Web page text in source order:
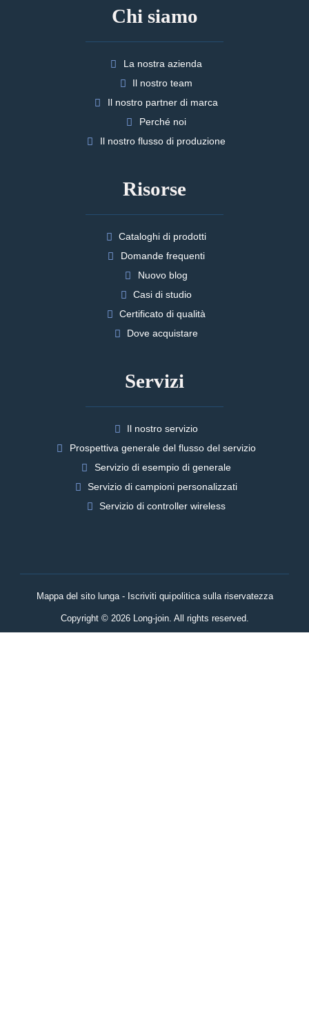
Chi siamo
La nostra azienda
Il nostro team
Il nostro partner di marca
Perché noi
Il nostro flusso di produzione
Risorse
Cataloghi di prodotti
Domande frequenti
Nuovo blog
Casi di studio
Certificato di qualità
Dove acquistare
Servizi
Il nostro servizio
Prospettiva generale del flusso del servizio
Servizio di esempio di generale
Servizio di campioni personalizzati
Servizio di controller wireless
Mappa del sito lunga - Iscriviti quipolitica sulla riservatezza
Copyright © 2026 Long-join. All rights reserved.